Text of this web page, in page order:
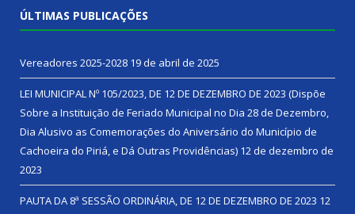
ÚLTIMAS PUBLICAÇÕES
Vereadores 2025-2028 19 de abril de 2025
LEI MUNICIPAL Nº 105/2023, DE 12 DE DEZEMBRO DE 2023 (Dispõe
Sobre a Instituição de Feriado Municipal no Dia 28 de Dezembro,
Dia Alusivo as Comemorações do Aniversário do Município de
Cachoeira do Piriá, e Dá Outras Providências) 12 de dezembro de
2023
PAUTA DA 8ª SESSÃO ORDINÁRIA, DE 12 DE DEZEMBRO DE 2023 12